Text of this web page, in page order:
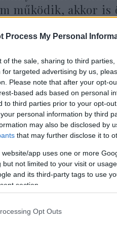
Process My Personal
of the sale, sharing to third
targeted advertising by us,
Please note that after your opt-
based ads based on personal
to third parties prior to your opt-
personal information by third
may also be disclosed by
that may further disclose it to
app uses one or more
but not limited to your visit or
and its third-party tags to use
section.
Opt Outs
működik, akkor is
azonban váratlan
Iránnal kapcsolatos
szerint az
műveletek
amely még nem
és
egy történelmi